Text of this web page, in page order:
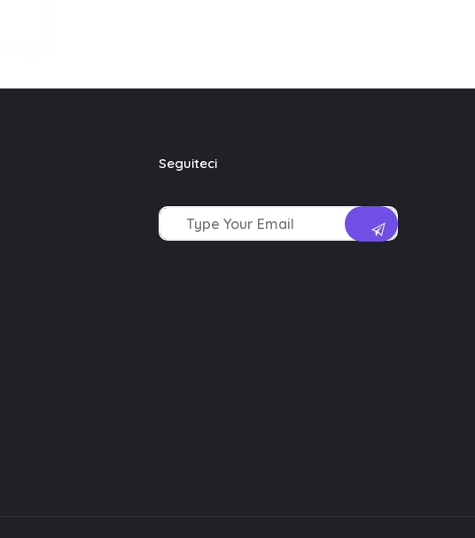
Seguiteci